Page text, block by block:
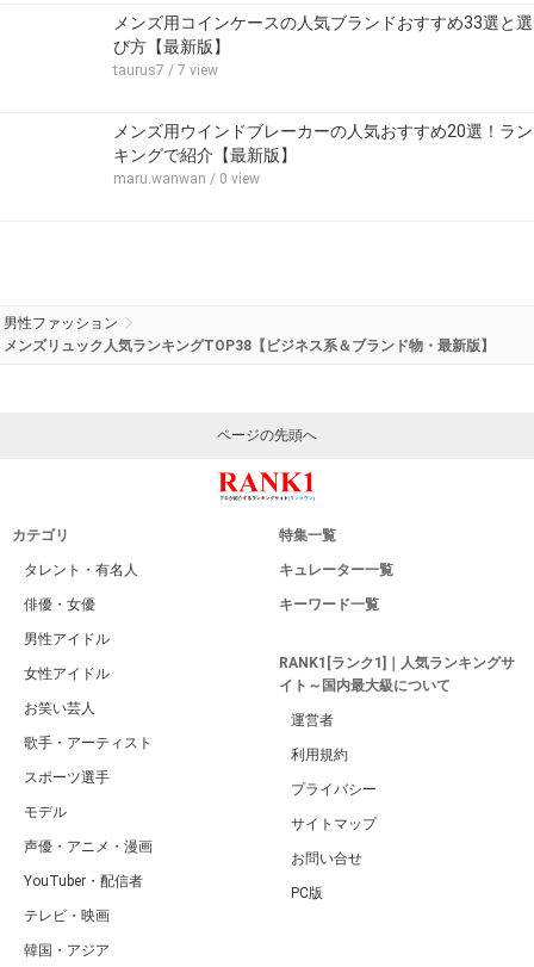
メンズ用コインケースの人気ブランドおすすめ33選と選
び方【最新版】
taurus7 / 7 view
メンズ用ウインドブレーカーの人気おすすめ20選！ラン
キングで紹介【最新版】
maru.wanwan / 0 view
男性ファッション
メンズリュック人気ランキングTOP38【ビジネス系＆ブランド物・最新版】
ページの先頭へ
カテゴリ
タレント・有名人
俳優・女優
男性アイドル
女性アイドル
お笑い芸人
歌手・アーティスト
スポーツ選手
モデル
声優・アニメ・漫画
YouTuber・配信者
テレビ・映画
韓国・アジア
特集一覧
キュレーター一覧
キーワード一覧
RANK1[ランク1]｜人気ランキングサ
イト～国内最大級について
運営者
利用規約
プライバシー
サイトマップ
お問い合せ
PC版